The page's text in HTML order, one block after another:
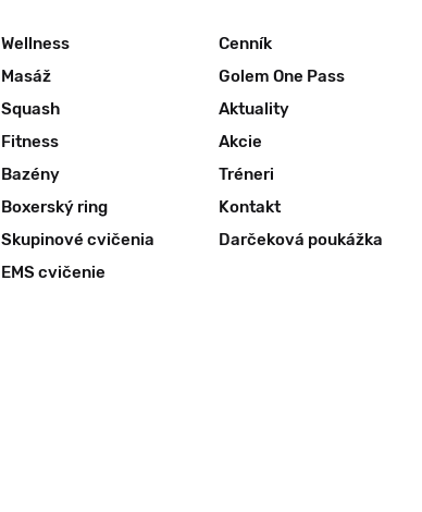
Wellness
Masáž
Squash
Fitness
Bazény
Boxerský ring
Skupinové cvičenia
EMS cvičenie
Cenník
Golem One Pass
Aktuality
Akcie
Tréneri
Kontakt
Darčeková poukážka